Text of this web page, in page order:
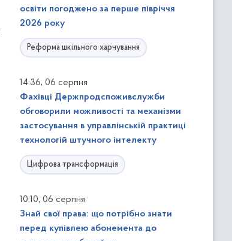
освіти погоджено за перше півріччя
2026 року
Реформа шкільного харчування
14:36, 06 серпня
Фахівці Держпродспоживслужби
обговорили можливості та механізми
застосування в управлінській практиці
технологій штучного інтелекту
Цифрова трансформація
10:10, 06 серпня
Знай свої права: що потрібно знати
перед купівлею абонемента до